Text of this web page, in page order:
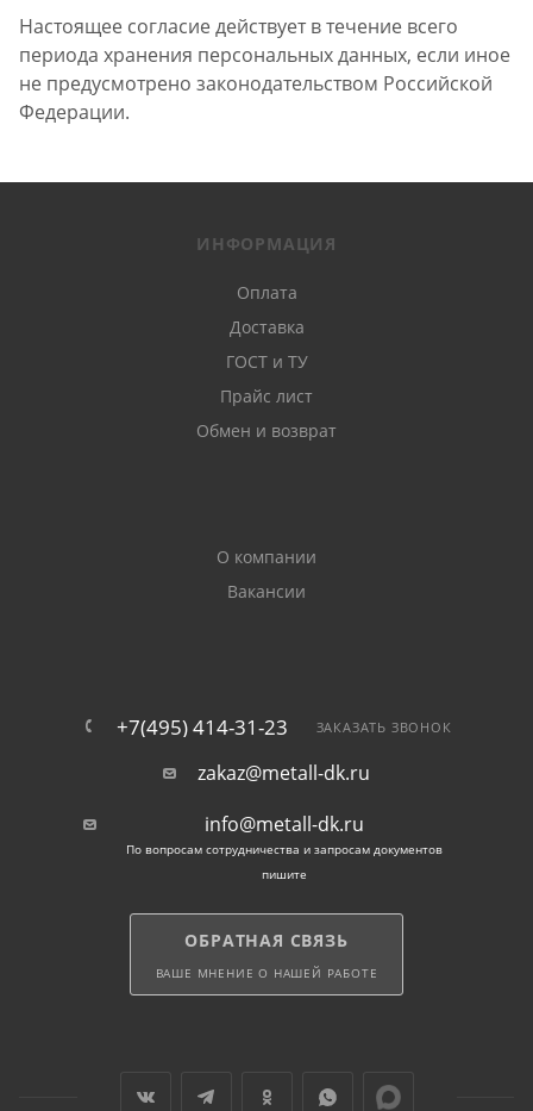
Настоящее согласие действует в течение всего
периода хранения персональных данных, если иное
не предусмотрено законодательством Российской
Федерации.
ИНФОРМАЦИЯ
Оплата
Доставка
ГОСТ и ТУ
Прайс лист
Обмен и возврат
О компании
Вакансии
+7(495) 414-31-23 ЗАКАЗАТЬ ЗВОНОК
zakaz@metall-dk.ru
info@metall-dk.ru
По вопросам сотрудничества и запросам документов
пишите
ОБРАТНАЯ СВЯЗЬ
ВАШЕ МНЕНИЕ О НАШЕЙ РАБОТЕ